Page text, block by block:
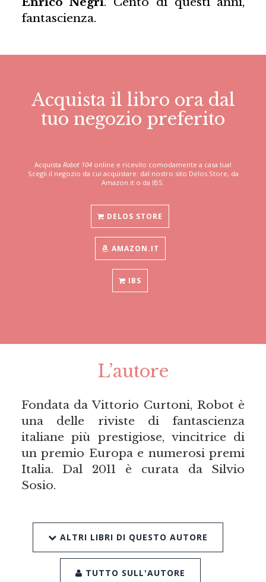
fantascienza.
Acquista il libro ora dal
tuo negozio preferito
Acquista Robot 104 online e ricevilo comodamente a casa tua!
Scegli il negozio da cui acquistare: dal nostro sito Delos Store, da
Amazon.it o da IBS.
DELOS STORE
AMAZON.IT
IBS
L’autore
Fondata da Vittorio Curtoni, Robot è
una delle riviste di fantascienza
italiane più prestigiose, vincitrice di
un premio Europa e numerosi premi
Italia. Dal 2011 è curata da Silvio
Sosio.
ALTRI LIBRI DI QUESTO AUTORE
TUTTO SULL'AUTORE